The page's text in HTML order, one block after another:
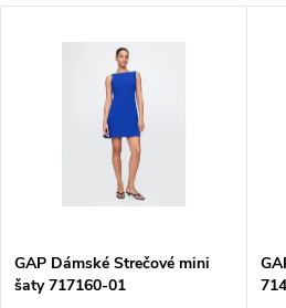
GAP Dámské Strečové mini
šaty 717160-01